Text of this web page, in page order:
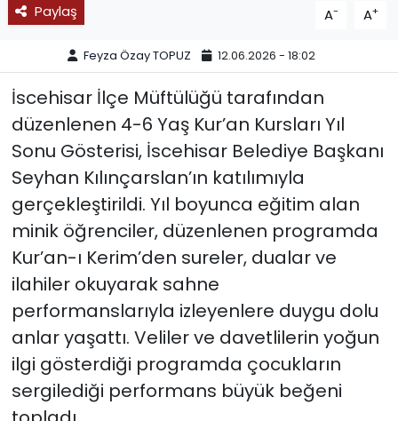
Paylaş A- A+
Feyza Özay TOPUZ 12.06.2026 - 18:02
İscehisar İlçe Müftülüğü tarafından
düzenlenen 4-6 Yaş Kur’an Kursları Yıl
Sonu Gösterisi, İscehisar Belediye Başkanı
Seyhan Kılınçarslan’ın katılımıyla
gerçekleştirildi. Yıl boyunca eğitim alan
minik öğrenciler, düzenlenen programda
Kur’an-ı Kerim’den sureler, dualar ve
ilahiler okuyarak sahne
performanslarıyla izleyenlere duygu dolu
anlar yaşattı. Veliler ve davetlilerin yoğun
ilgi gösterdiği programda çocukların
sergilediği performans büyük beğeni